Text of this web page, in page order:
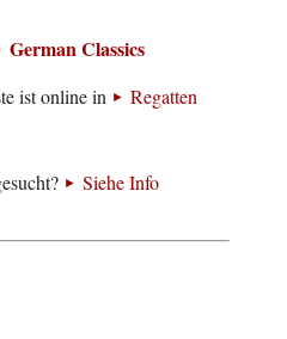
German Classics
ist online in
Regatten
Siehe Info